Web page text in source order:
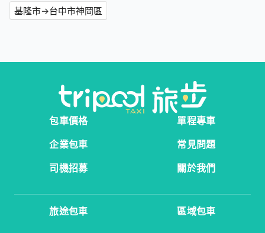
基隆市→台中市神岡區
包車價格
單程專車
企業包車
常見問題
司機招募
關於我們
旅途包車 區域包車